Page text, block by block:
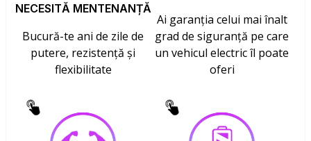
NECESITĂ MENTENANȚĂ
Bucură-te ani de zile de
putere, rezistență și
flexibilitate
Ai garanția celui mai înalt
grad de siguranță pe care
un vehicul electric îl poate
oferi